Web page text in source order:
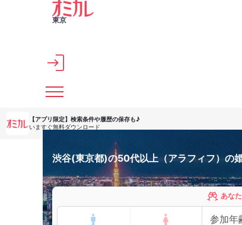
メインコンテンツへスキップ
東京
【アプリ限定】 検索条件や履歴の保存も♪
いますぐ無料ダウンロード
渋谷(東京都)の50代以上（アラフィフ）の
あな